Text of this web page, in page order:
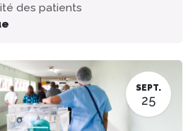
des patients
SEPT.
25